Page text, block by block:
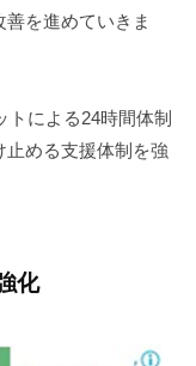
善を進めていきま
トによる24時間体制
める支援体制を強
化